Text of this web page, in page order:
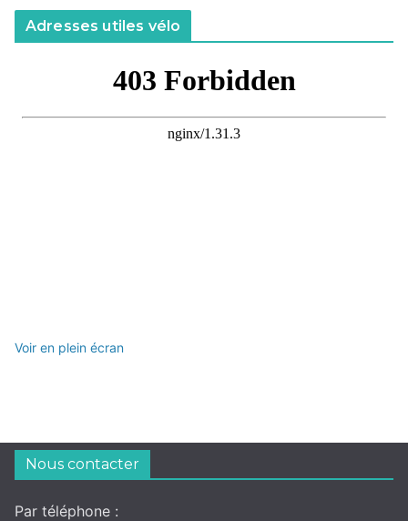
Adresses utiles vélo
Voir en plein écran
Nous contacter
Par téléphone :